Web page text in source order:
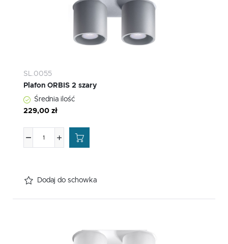
SL.0055
Plafon ORBIS 2 szary
Średnia ilość
229,00 zł
Dodaj do schowka